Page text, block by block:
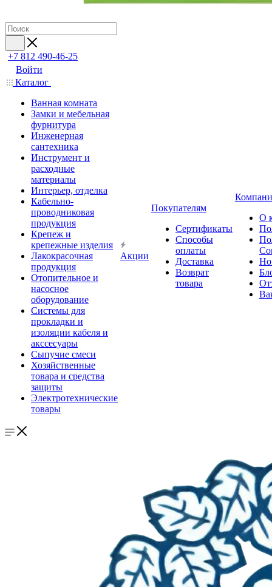
+7 812 490-46-25
Войти
Каталог
Ванная комната
Замки и мебельная
фурнитура
Инженерная
сантехника
Инструмент и
расходные
материалы
Интерьер, отделка
Кабельно-
проводниковая
продукция
Крепеж и
крепежные изделия
Лакокрасочная
продукция
Отопительное и
насосное
оборудование
Системы для
прокладки и
изоляции кабеля и
акссесуары
Сыпучие смеси
Хозяйственные
товара и средства
защиты
Электротехнические
товары
Акции
Покупателям
Сертификаты
Способы
оплаты
Доставка
Возврат
товара
О